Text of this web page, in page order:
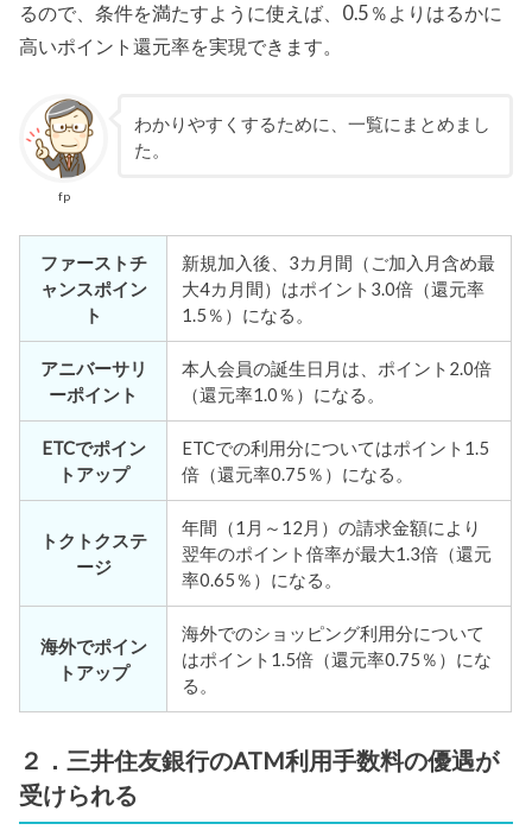
るので、条件を満たすように使えば、0.5％よりはるかに
高いポイント還元率を実現できます。
fp
わかりやすくするために、一覧にまとめまし
た。
ファーストチ
ャンスポイン
ト
新規加入後、3カ月間（ご加入月含め最
大4カ月間）はポイント3.0倍（還元率
1.5％）になる。
アニバーサリ
ーポイント
本人会員の誕生日月は、ポイント2.0倍
（還元率1.0％）になる。
ETCでポイン
トアップ
ETCでの利用分についてはポイント1.5
倍（還元率0.75％）になる。
トクトクステ
ージ
年間（1月～12月）の請求金額により
翌年のポイント倍率が最大1.3倍（還元
率0.65％）になる。
海外でポイン
トアップ
海外でのショッピング利用分について
はポイント1.5倍（還元率0.75％）にな
る。
２．三井住友銀行のATM利用手数料の優遇が
受けられる